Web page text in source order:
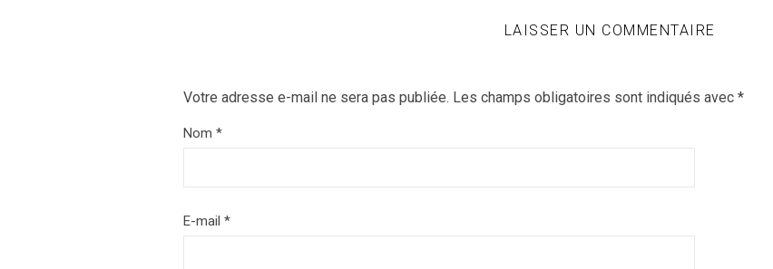
LAISSER UN COMMENTAIRE
Votre adresse e-mail ne sera pas publiée. Les champs obligatoires sont indiqués avec *
Nom *
E-mail *